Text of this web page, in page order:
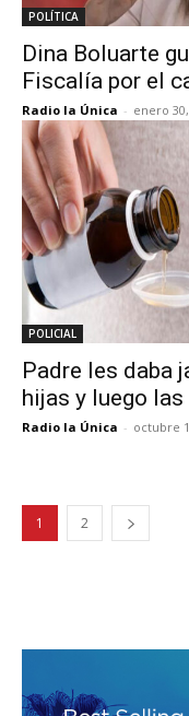
POLÍTICA
Dina Boluarte
Fiscalía por el
Radio la Única - enero
POLICIAL
Padre les daba
hijas y luego
Radio la Única - octubre
1 2